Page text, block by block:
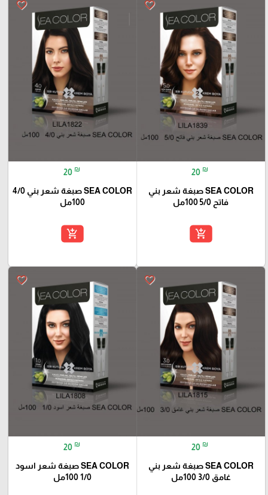
favorite_border
20 ₪
SEA COLOR صبغة شعر بني
فاتح 5/0 100مل
add_shopping_cart
favorite_border
20 ₪
SEA COLOR صبغة شعر بني 4/0
100مل
add_shopping_cart
favorite_border
20 ₪
SEA COLOR صبغة شعر بني
غامق 3/0 100مل
favorite_border
20 ₪
SEA COLOR صبغة شعر اسود
1/0 100مل